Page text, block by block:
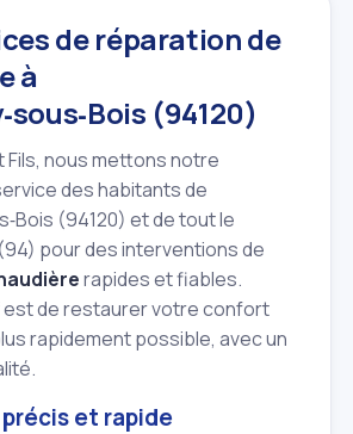
de réparation de
à
(94120)
Fils, nous mettons notre
des habitants de
(94120) et de tout le
(94) pour des interventions de
rapides et fiables.
de restaurer votre confort
rapidement possible, avec un
et rapide